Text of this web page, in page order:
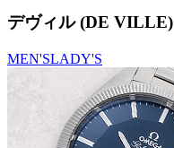
デヴィル (DE VILLE)
MEN'SLADY'S